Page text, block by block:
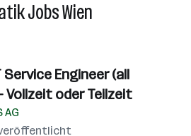
JobsWien
in
Wien
Service Engineer (all
Vollzeit oder Teilzeit
AG
veröffentlicht